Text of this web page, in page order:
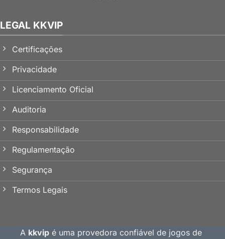
LEGAL KKVIP
Certificações
Privacidade
Licenciamento Oficial
Auditoria
Responsabilidade
Regulamentação
Segurança
Termos Legais
A kkvip é uma provedora confiável de jogos de